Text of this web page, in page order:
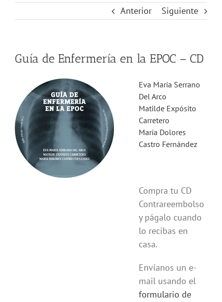
Anterior Siguiente
Guía de Enfermería en la EPOC – CD
Eva María Serrano
Del Arco
Matilde Expósito
Carretero
María Dolores
Castro Fernández
Compra tu CD
Contrareembolso
y págalo cuando
lo recibas en
casa.
Envíanos un e-
mail usando el
formulario de